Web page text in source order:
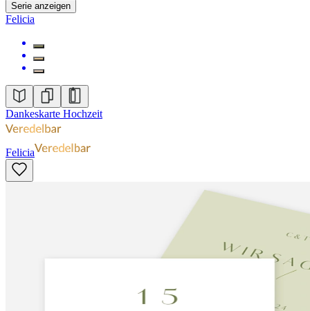
Serie anzeigen
Felicia
Dankeskarte Hochzeit
Felicia